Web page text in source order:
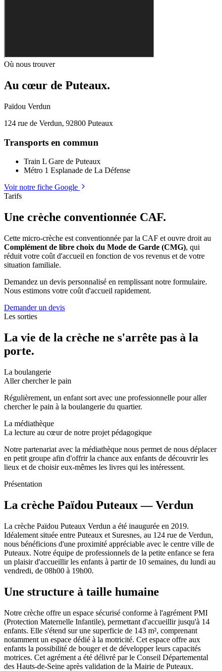
Où nous trouver
Au cœur de Puteaux.
Païdou Verdun
124 rue de Verdun, 92800 Puteaux
Transports en commun
Train L Gare de Puteaux
Métro 1 Esplanade de La Défense
Voir notre fiche Google
−
Tarifs
Une crèche conventionnée CAF.
Cette micro-crèche est conventionnée par la CAF et ouvre droit au
Complément de libre choix du Mode de Garde (CMG), qui
réduit votre coût d'accueil en fonction de vos revenus et de votre
situation familiale.
Demandez un devis personnalisé en remplissant notre formulaire.
Nous estimons votre coût d'accueil rapidement.
Demander un devis
Les sorties
La vie de la crèche ne s'arrête pas à la
porte.
La boulangerie
Aller chercher le pain
Régulièrement, un enfant sort avec une professionnelle pour aller
chercher le pain à la boulangerie du quartier.
La médiathèque
La lecture au cœur de notre projet pédagogique
Notre partenariat avec la médiathèque nous permet de nous déplacer
en petit groupe afin d'offrir la chance aux enfants de découvrir les
lieux et de choisir eux-mêmes les livres qui les intéressent.
Présentation
La crèche Païdou Puteaux — Verdun
La crèche Païdou Puteaux Verdun a été inaugurée en 2019.
Idéalement située entre Puteaux et Suresnes, au 124 rue de Verdun,
nous bénéficions d'une proximité appréciable avec le centre ville de
Puteaux. Notre équipe de professionnels de la petite enfance se fera
un plaisir d'accueillir les enfants à partir de 10 semaines, du lundi au
vendredi, de 08h00 à 19h00.
Une structure à taille humaine
Notre crèche offre un espace sécurisé conforme à l'agrément PMI
(Protection Maternelle Infantile), permettant d'accueillir jusqu'à 14
enfants. Elle s'étend sur une superficie de 143 m², comprenant
notamment un espace dédié à la motricité. Cet espace offre aux
enfants la possibilité de bouger et de développer leurs capacités
motrices. Cet agrément a été délivré par le Conseil Départemental
des Hauts-de-Seine après validation de la Mairie de Puteaux.